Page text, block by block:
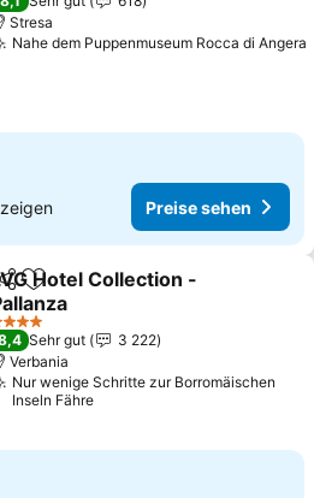
Stresa
Nahe dem Puppenmuseum Rocca di Angera
Preise sehen
Zu Favoriten hinzufügen
Hotel Collection -
Sehr gut
3 222
Verbania
Nur wenige Schritte zur Borromäischen
Inseln Fähre